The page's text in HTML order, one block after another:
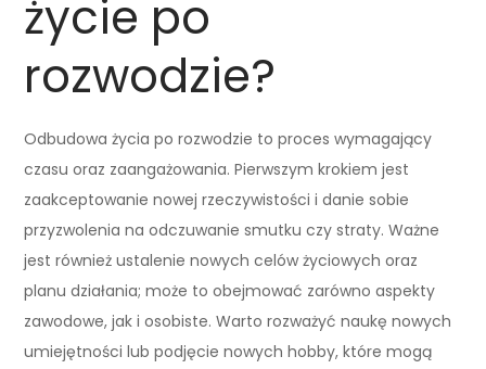
życie po
rozwodzie?
Odbudowa życia po rozwodzie to proces wymagający
czasu oraz zaangażowania. Pierwszym krokiem jest
zaakceptowanie nowej rzeczywistości i danie sobie
przyzwolenia na odczuwanie smutku czy straty. Ważne
jest również ustalenie nowych celów życiowych oraz
planu działania; może to obejmować zarówno aspekty
zawodowe, jak i osobiste. Warto rozważyć naukę nowych
umiejętności lub podjęcie nowych hobby, które mogą